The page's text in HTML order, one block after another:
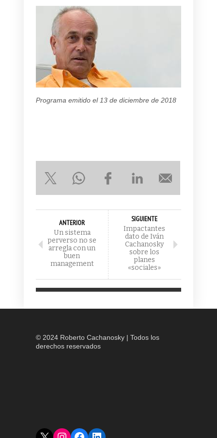
Programa emitido el 13 de diciembre de 2018
ANTERIOR
Un sistema
perverso no se
arregla con un
buen
management
SIGUIENTE
Impactantes
dato de Iván
Cachanosky
sobre los
planes
«sociales»
© 2024 Roberto Cachanosky | Todos los
derechos reservados